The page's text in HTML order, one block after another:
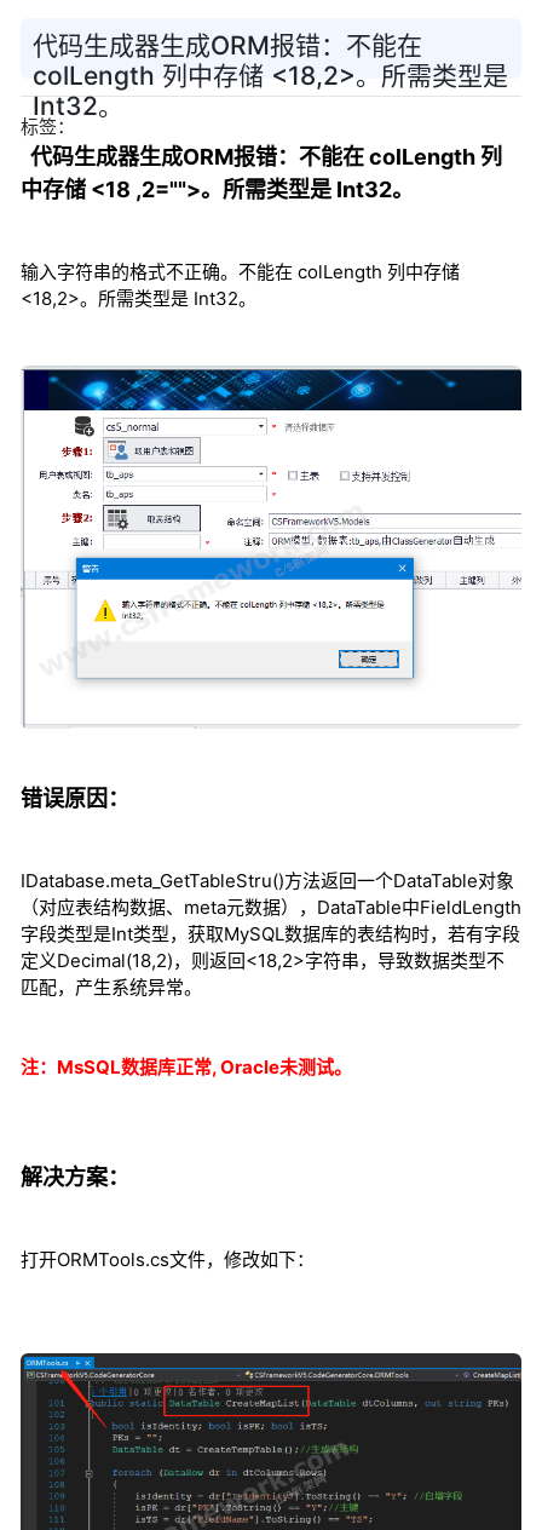
代码生成器生成ORM报错：不能在
colLength 列中存储 <18,2>。所需类型是
Int32。
标签：
代码生成器生成ORM报错：不能在 colLength 列
中存储 <18 ,2="">。所需类型是 Int32。
输入字符串的格式不正确。不能在 colLength 列中存储
<18,2>。所需类型是 Int32。
错误原因：
IDatabase.meta_GetTableStru()方法返回一个DataTable对象
（对应表结构数据、meta元数据），DataTable中FieldLength
字段类型是Int类型，获取MySQL数据库的表结构时，若有字段
定义Decimal(18,2)，则返回<18,2>字符串，导致数据类型不
匹配，产生系统异常。
注：MsSQL数据库正常, Oracle未测试。
解决方案：
打开ORMTools.cs文件，修改如下：